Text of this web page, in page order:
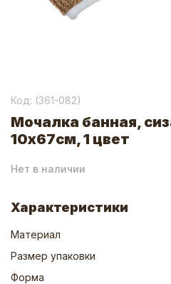
Код: (361-082)
Мочалка банная,
10х67см, 1 цвет
Нет в наличии
Характеристики
Материал
Размер упаковки
Форма